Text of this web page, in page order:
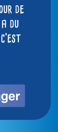
de
du